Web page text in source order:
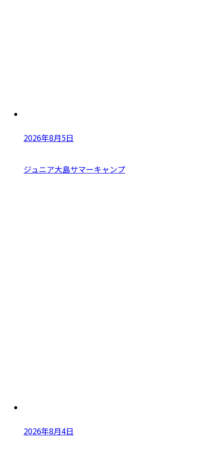
2026年8月5日
ジュニア大島サマーキャンプ
2026年8月4日